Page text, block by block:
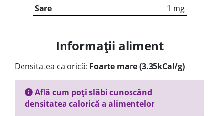
Sare
1 mg
Informații aliment
Densitatea calorică: Foarte mare (3.35kCal/g)
Află cum poți slăbi cunoscând
densitatea calorică a alimentelor